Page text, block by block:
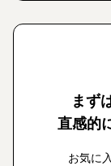
まず
直感的
お気に